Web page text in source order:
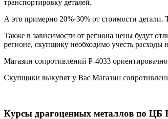
транспортировку деталей.
А это примерно 20%-30% от стоимости
Также в зависимости от региона цены будут
регионе, скупщику необходимо учесть расходы
Магазин сопротивлений Р-4033
Скупщики выкупят у Вас Магазин
Курсы драгоценных металлов по ЦБ